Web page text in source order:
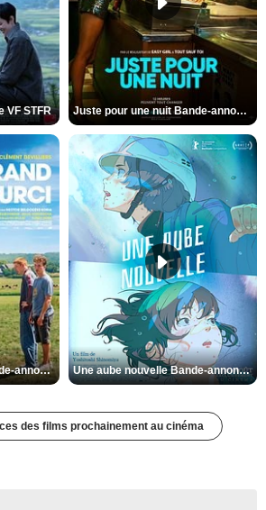
VF STFR Juste pour une nuit Bande-annonce VO STFR
Un grand raccourci Bande-annonce VF Une aube nouvelle Bande-annonce VO STFR
des films prochainement au cinéma